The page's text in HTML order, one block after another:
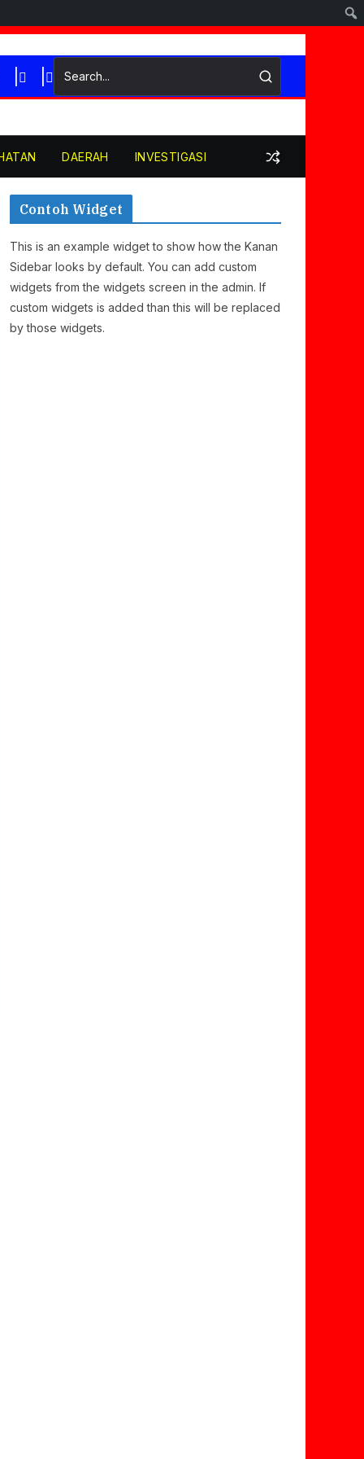
DAERAH INVESTIGASI
Contoh Widget
This is an example widget to show how the Kanan
Sidebar looks by default. You can add custom
widgets from the widgets screen in the admin. If
custom widgets is added than this will be replaced
by those widgets.